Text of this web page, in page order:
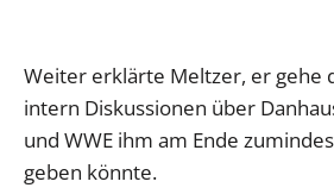
Weiter erklärte Meltzer, er gehe
intern Diskussionen über
und WWE ihm am Ende
geben könnte.